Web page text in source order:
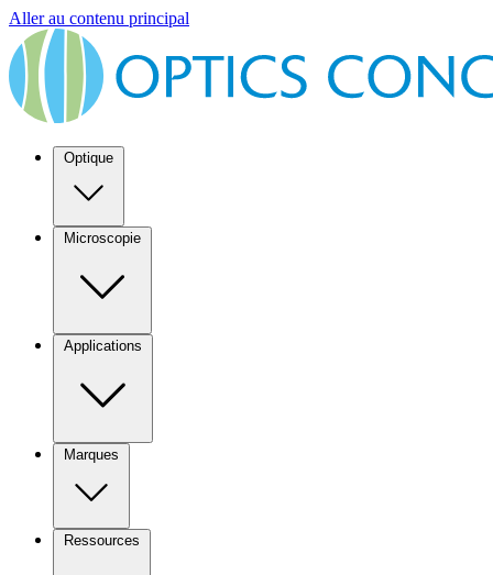
Aller au contenu principal
Optique
Microscopie
Applications
Marques
Ressources